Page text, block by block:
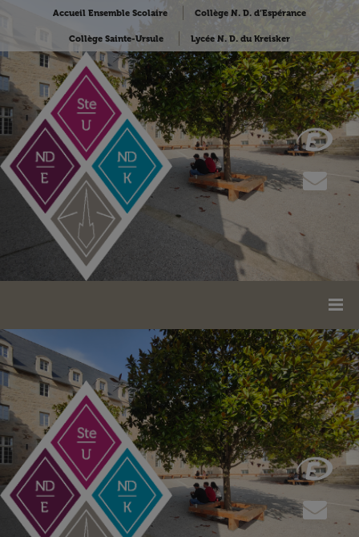
Accueil Ensemble Scolaire Collège N. D. d’Espérance
Collège Sainte-Ursule Lycée N. D. du Kreisker